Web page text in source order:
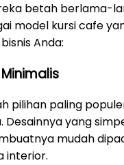
betah berlama-
model kursi cafe
Anda:
pilihan paling
Desainnya yang
mudah
interior.